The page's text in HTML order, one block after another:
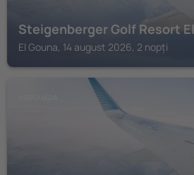
Steigenberger Golf Resort
El Gouna, 14 august 2026, 2 nopți